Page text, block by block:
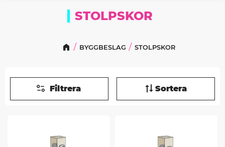
STOLPSKOR
BYGGBESLAG STOLPSKOR
Filtrera Sortera